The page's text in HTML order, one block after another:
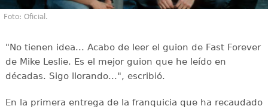
Foto: Oficial.
"No tienen idea... Acabo de leer el guion de Fast Forever
de Mike Leslie. Es el mejor guion que he leído en
décadas. Sigo llorando...", escribió.
En la primera entrega de la franquicia que ha recaudado